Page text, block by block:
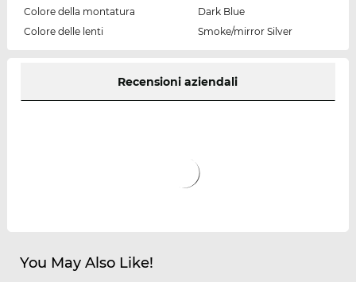
Colore della montatura
Dark Blue
Colore delle lenti
Smoke/mirror Silver
Recensioni aziendali
You May Also Like!